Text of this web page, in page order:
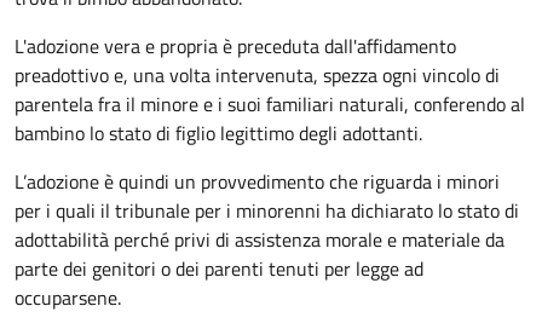
L'adozione vera e propria è preceduta dall'affidamento
preadottivo e, una volta intervenuta, spezza ogni vincolo di
parentela fra il minore e i suoi familiari naturali, conferendo al
bambino lo stato di figlio legittimo degli adottanti.
L’adozione è quindi un provvedimento che riguarda i minori
per i quali il tribunale per i minorenni ha dichiarato lo stato di
adottabilità perché privi di assistenza morale e materiale da
parte dei genitori o dei parenti tenuti per legge ad
occuparsene.